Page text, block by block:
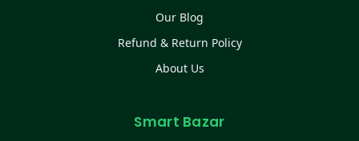
Our Blog
Refund & Return Policy
About Us
Smart Bazar